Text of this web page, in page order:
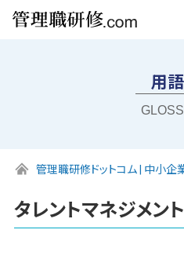
用
管理職研修ドットコム | 中小企
タレントマネジメント